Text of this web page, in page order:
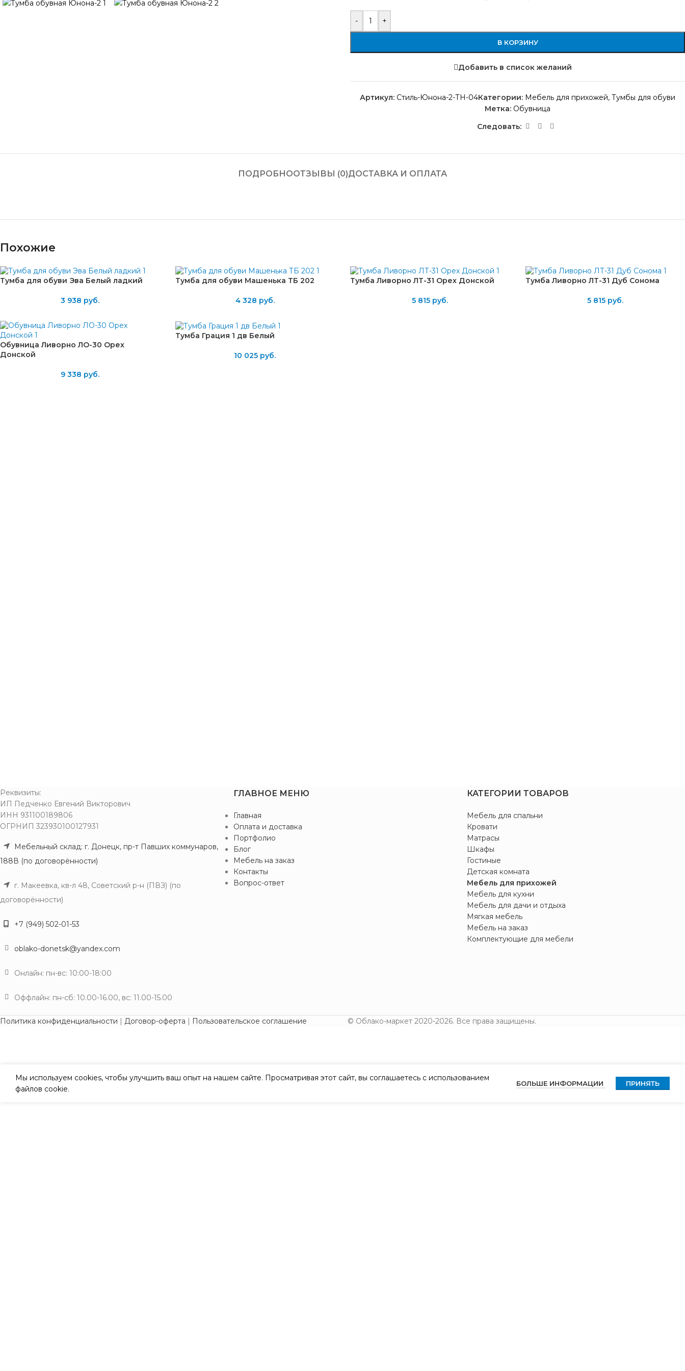
- +
В КОРЗИНУ
Добавить в список желаний
Артикул: Стиль-Юнона-2-ТН-04Категории: Мебель для прихожей, Тумбы для обуви
Метка: Обувница
Следовать:
ПОДРОБНООТЗЫВЫ (0)ДОСТАВКА И ОПЛАТА
Похожие
Тумба для обуви Эва Белый ладкий
3 938 руб.
Тумба для обуви Машенька ТБ 202
4 328 руб.
Тумба Ливорно ЛТ-31 Орех Донской
5 815 руб.
Тумба Ливорно ЛТ-31 Дуб Сонома
5 815руб.
Обувница Ливорно ЛО-30 Орех
Донской
9 338 руб.
Тумба Грация 1 дв Белый
10 025 руб.
Реквизиты:
ИП Педченко Евгений Викторович
ИНН 931100189806
ОГРНИП 323930100127931
Мебельный склад: г. Донецк, пр-т Павших коммунаров,
188В (по договорённости)
г. Макеевка, кв-л 48, Советский р-н (ПВЗ) (по
договорённости)
+7 (949) 502-01-53
oblako-donetsk@yandex.com
Онлайн: пн-вс: 10:00-18:00
Оффлайн: пн-сб: 10.00-16.00, вс: 11.00-15.00
ГЛАВНОЕ МЕНЮ
Главная
Оплата и доставка
Портфолио
Блог
Мебель на заказ
Контакты
Вопрос-ответ
КАТЕГОРИИ ТОВАРОВ
Мебель для спальни
Кровати
Матрасы
Шкафы
Гостиные
Детская комната
Мебель для прихожей
Мебель для кухни
Мебель для дачи и отдыха
Мягкая мебель
Мебель на заказ
Комплектующие для мебели
Политика конфиденциальности | Договор-оферта | Пользовательское соглашение © Облако-маркет 2020-2026. Все права защищены.
Мы используем cookies, чтобы улучшить ваш опыт на нашем сайте. Просматривая этот сайт, вы соглашаетесь с использованием
файлов cookie.
БОЛЬШЕ ИНФОРМАЦИИ ПРИНЯТЬ